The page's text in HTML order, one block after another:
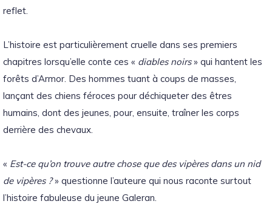
reflet.
L’histoire est particulièrement cruelle dans ses premiers
chapitres lorsqu’elle conte ces « diables noirs» qui hantent les
forêts d’Armor. Des hommes tuant à coups de masses,
lançant des chiens féroces pour déchiqueter des êtres
humains, dont des jeunes, pour, ensuite, traîner les corps
derrière des chevaux.
« Est-ce qu’on trouve autre chose que des vipères dans un nid
de vipères ?» questionne l’auteure qui nous raconte surtout
l’histoire fabuleuse du jeune Galeran.